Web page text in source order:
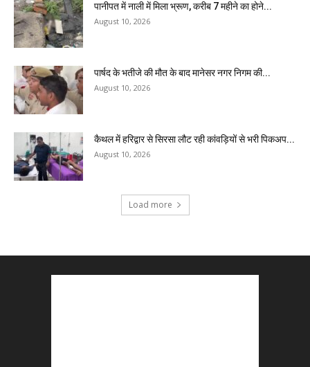
पानीपत में नाली में मिला भ्रूण, करीब 7 महीने का होने...
August 10, 2026
पार्षद के भतीजे की मौत के बाद मानेसर नगर निगम की...
August 10, 2026
कैथल में हरिद्वार से सिरसा लौट रही कांवड़ियों से भरी पिकअप...
August 10, 2026
Load more